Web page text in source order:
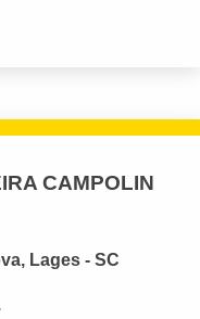
CAMPOLIN
Lages - SC